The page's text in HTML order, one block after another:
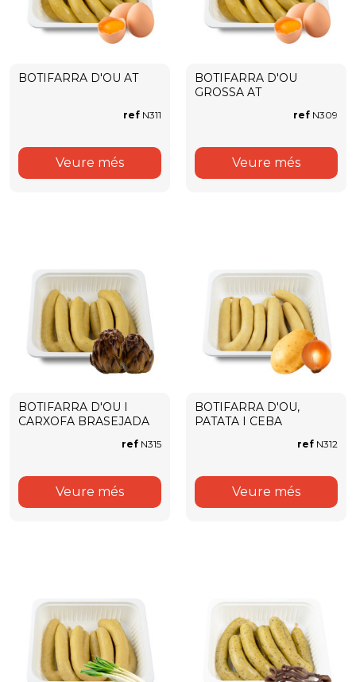
BOTIFARRA D'OU AT
ref N311
Veure més
BOTIFARRA D'OU
GROSSA AT
ref N309
Veure més
BOTIFARRA D'OU I
CARXOFA BRASEJADA
ref N315
Veure més
BOTIFARRA D'OU,
PATATA I CEBA
ref N312
Veure més